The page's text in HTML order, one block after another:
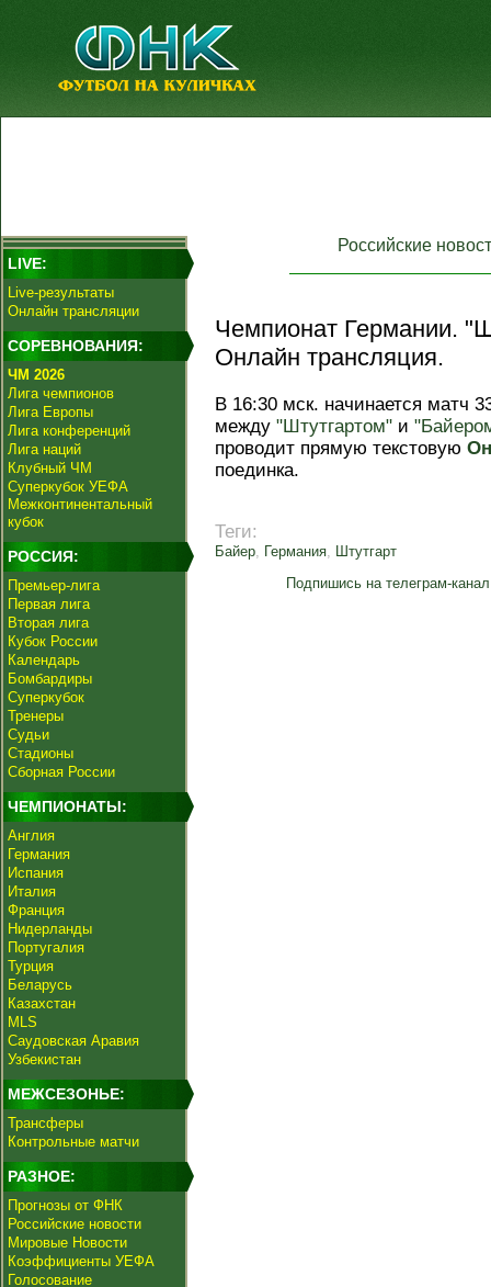
LIVE:
Live-результаты
Онлайн трансляции
СОРЕВНОВАНИЯ:
ЧМ 2026
Лига чемпионов
Лига Европы
Лига конференций
Лига наций
Клубный ЧМ
Суперкубок УЕФА
Межконтинентальный
кубок
РОССИЯ:
Премьер-лига
Первая лига
Вторая лига
Кубок России
Календарь
Бомбардиры
Суперкубок
Тренеры
Судьи
Стадионы
Сборная России
ЧЕМПИОНАТЫ:
Англия
Германия
Испания
Италия
Франция
Нидерланды
Португалия
Турция
Беларусь
Казахстан
MLS
Саудовская Аравия
Узбекистан
МЕЖСЕЗОНЬЕ:
Трансферы
Контрольные матчи
РАЗНОЕ:
Прогнозы от ФНК
Российские новости
Мировые Новости
Коэффициенты УЕФА
Голосование
Российские
Чемпионат Германии.
Онлайн трансляция.
В 16:30 мск. начинается матч
между "Штутгартом" и
проводит прямую текстовую
поединка.
Теги:
Байер, Германия, Штутгарт
Подпишись на телеграм-